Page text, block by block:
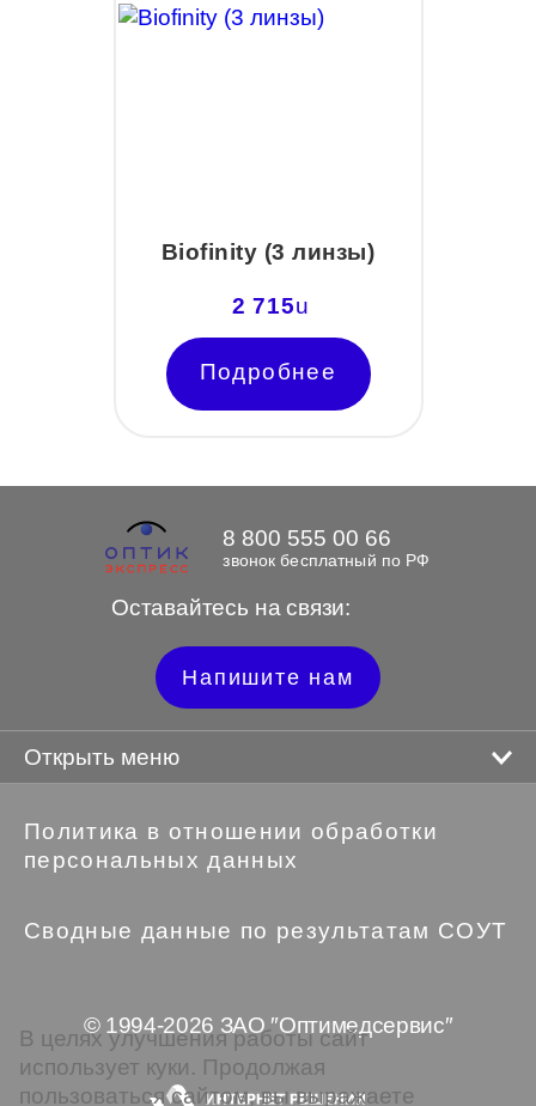
Biofinity (3 линзы)
2 715u
Подробнее
Оставайтесь на связи:
8 800 555 00 66
звонок бесплатный по РФ
Напишите нам
Открыть меню
Политика в отношении обработки
персональных данных
Сводные данные по результатам СОУТ
© 1994-2026 ЗАО ″Оптимедсервис″
В целях улучшения работы сайт
использует куки. Продолжая
пользоваться сайтом, вы выражаете